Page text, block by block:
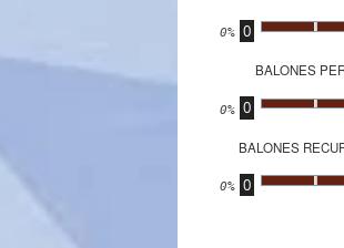
0% 0 .
BALONES
0% 0 .
BALONES
0% 0 .